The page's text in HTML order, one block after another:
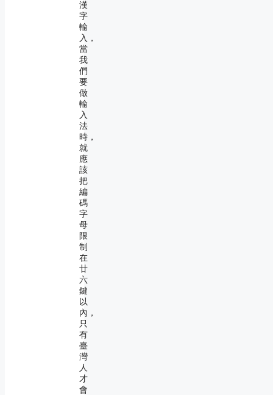
漢
字
輸
入，
當
我
們
要
做
輸
入
法
時，
就
應
該
把
編
碼
字
母
限
制
在
廿
六
鍵
以
內，
只
有
臺
灣
人
才
會